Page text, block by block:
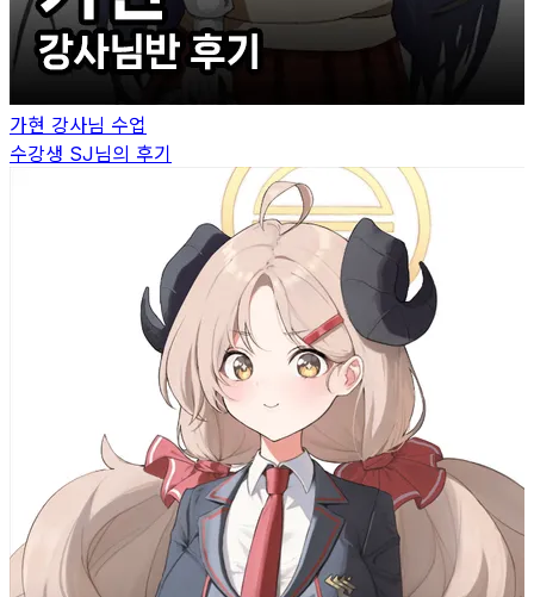
가현 강사님 수업
수강생 SJ님의 후기